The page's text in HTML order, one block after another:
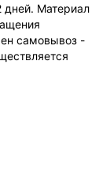
дней. Материал
самовывоз -